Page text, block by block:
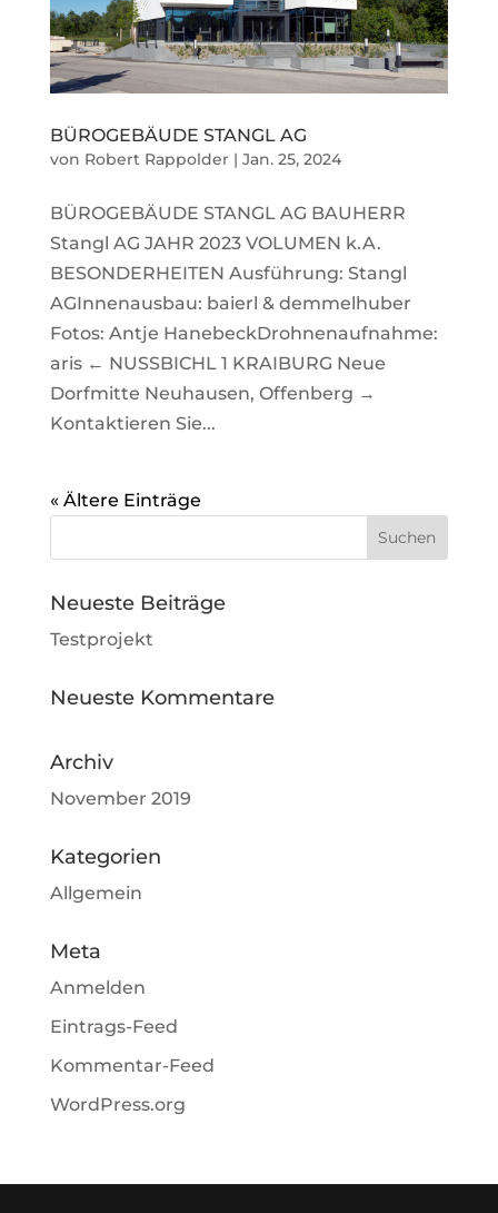
BÜROGEBÄUDE STANGL AG
von Robert Rappolder| Jan. 25, 2024
BÜROGEBÄUDE STANGL AG BAUHERR
Stangl AG JAHR 2023 VOLUMEN k.A.
BESONDERHEITEN Ausführung: Stangl
AGInnenausbau: baierl & demmelhuber
Fotos: Antje HanebeckDrohnenaufnahme:
aris ← NUSSBICHL 1 KRAIBURG Neue
Dorfmitte Neuhausen, Offenberg →
Kontaktieren Sie...
« Ältere Einträge
Neueste Beiträge
Testprojekt
Neueste Kommentare
Archiv
November 2019
Kategorien
Allgemein
Meta
Anmelden
Eintrags-Feed
Kommentar-Feed
WordPress.org